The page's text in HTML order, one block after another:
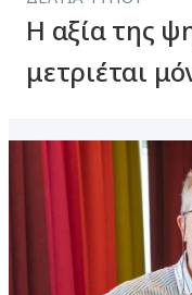
Η αξία της
μετριέται